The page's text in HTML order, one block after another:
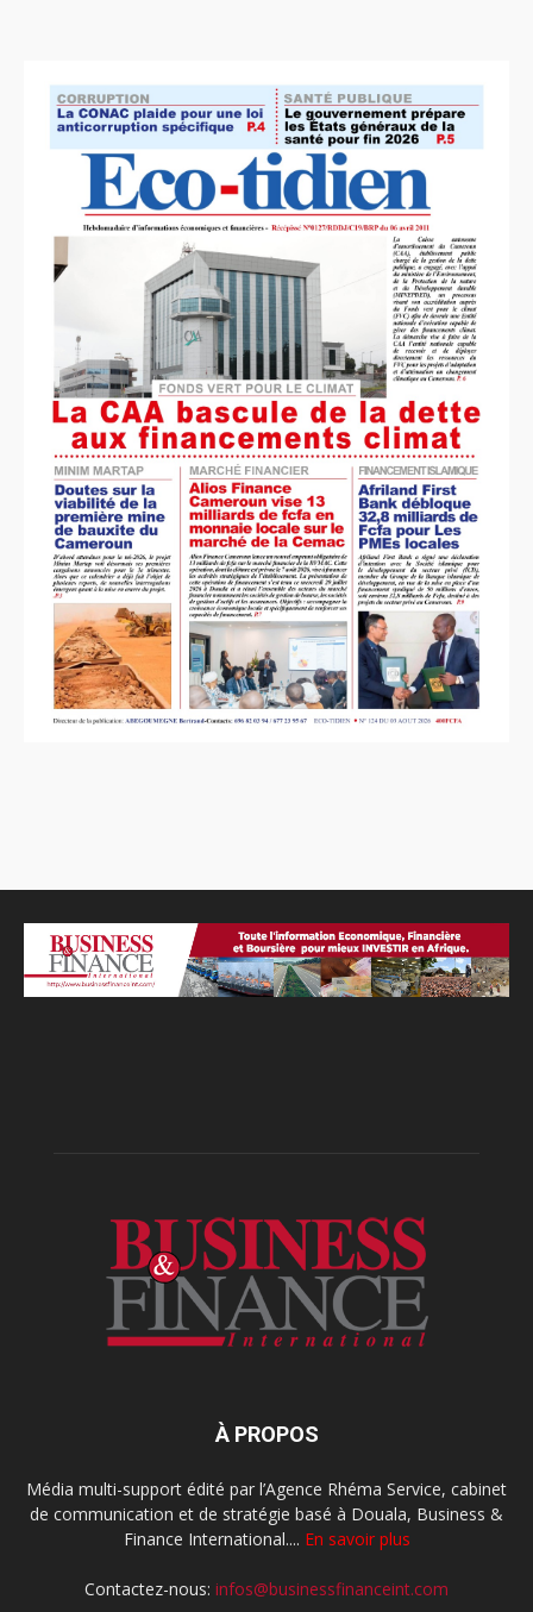
À PROPOS
Média multi-support édité par l’Agence Rhéma Service, cabinet
de communication et de stratégie basé à Douala, Business &
Finance International.... En savoir plus
Contactez-nous: infos@businessfinanceint.com